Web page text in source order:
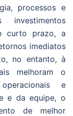
processos e
curto prazo, a
imediatos
no entanto, à
melhoram o
e
e da equipe, o
de melhor